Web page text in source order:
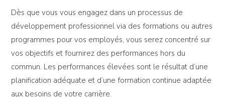
Dès que vous vous engagez dans un processus de
développement professionnel via des formations ou autres
programmes pour vos employés, vous serez concentré sur
vos objectifs et fournirez des performances hors du
commun. Les performances élevées sont le résultat d’une
planification adéquate et d’une formation continue adaptée
aux besoins de votre carrière.